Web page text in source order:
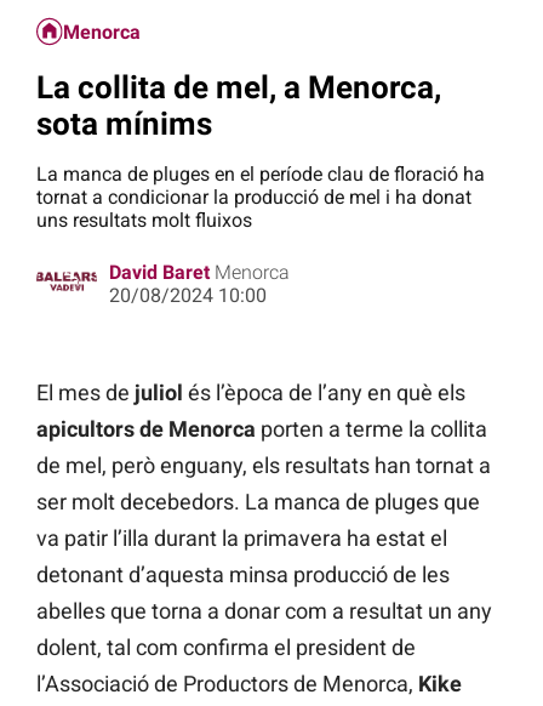
Menorca
La collita de mel, a Menorca,
sota mínims
La manca de pluges en el període clau de floració ha
tornat a condicionar la producció de mel i ha donat
uns resultats molt fluixos
David Baret Menorca
20/08/2024 10:00
El mes de juliol és l’època de l’any en què els
apicultors de Menorca porten a terme la collita
de mel, però enguany, els resultats han tornat a
ser molt decebedors. La manca de pluges que
va patir l’illa durant la primavera ha estat el
detonant d’aquesta minsa producció de les
abelles que torna a donar com a resultat un any
dolent, tal com confirma el president de
l’Associació de Productors de Menorca, Kike